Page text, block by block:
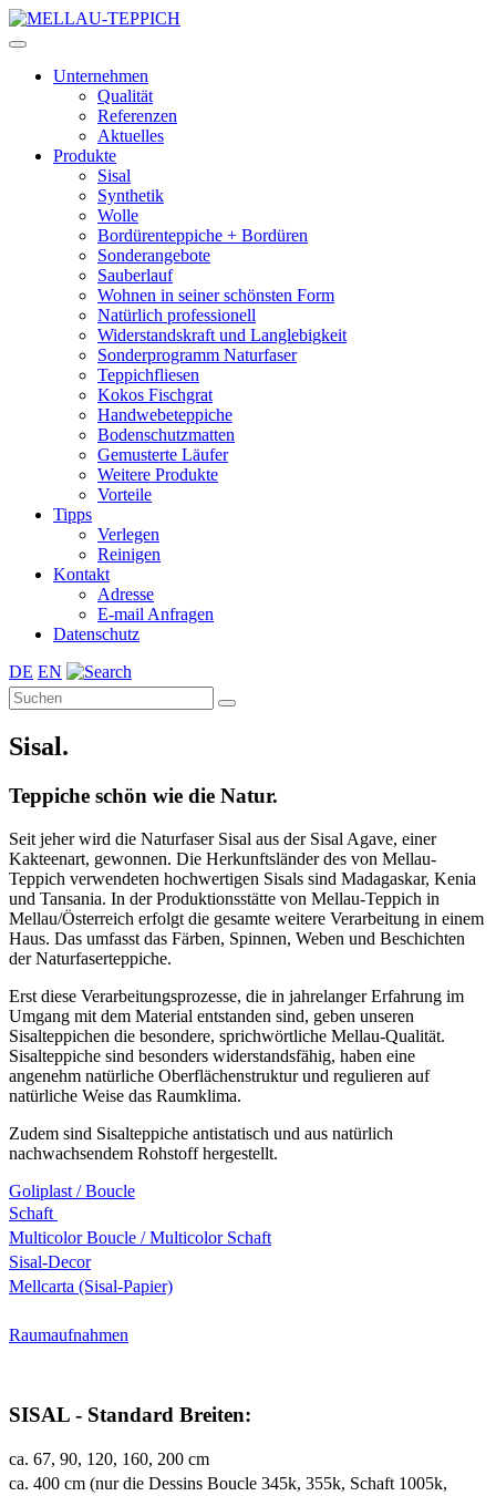
Unternehmen
Qualität
Referenzen
Aktuelles
Produkte
Sisal
Synthetik
Wolle
Bordürenteppiche + Bordüren
Sonderangebote
Sauberlauf
Wohnen in seiner schönsten Form
Natürlich professionell
Widerstandskraft und Langlebigkeit
Sonderprogramm Naturfaser
Teppichfliesen
Kokos Fischgrat
Handwebeteppiche
Bodenschutzmatten
Gemusterte Läufer
Weitere Produkte
Vorteile
Tipps
Verlegen
Reinigen
Kontakt
Adresse
E-mail Anfragen
Datenschutz
DE EN
Sisal.
Teppiche schön wie die Natur.
Seit jeher wird die Naturfaser Sisal aus der Sisal Agave, einer
Kakteenart, gewonnen. Die Herkunftsländer des von Mellau-
Teppich verwendeten hochwertigen Sisals sind Madagaskar, Kenia
und Tansania. In der Produktionsstätte von Mellau-Teppich in
Mellau/Österreich erfolgt die gesamte weitere Verarbeitung in einem
Haus. Das umfasst das Färben, Spinnen, Weben und Beschichten
der Naturfaserteppiche.
Erst diese Verarbeitungsprozesse, die in jahrelanger Erfahrung im
Umgang mit dem Material entstanden sind, geben unseren
Sisalteppichen die besondere, sprichwörtliche Mellau-Qualität.
Sisalteppiche sind besonders widerstandsfähig, haben eine
angenehm natürliche Oberflächenstruktur und regulieren auf
natürliche Weise das Raumklima.
Zudem sind Sisalteppiche antistatisch und aus natürlich
nachwachsendem Rohstoff hergestellt.
Goliplast / Boucle
Schaft
Multicolor Boucle / Multicolor Schaft
Sisal-Decor
Mellcarta (Sisal-Papier)
Raumaufnahmen
SISAL - Standard Breiten:
ca. 67, 90, 120, 160, 200 cm
ca. 400 cm (nur die Dessins Boucle 345k, 355k, Schaft 1005k,